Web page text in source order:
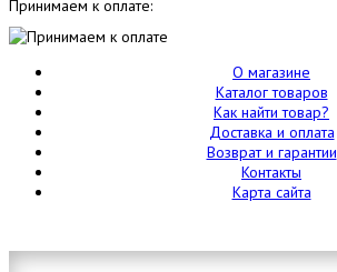
Принимаем к оплате:
О магазине
Каталог товаров
Как найти товар?
Доставка и оплата
Возврат и гарантии
Контакты
Карта сайта